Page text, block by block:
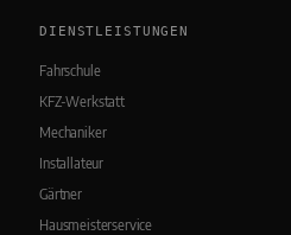
DIENSTLEISTUNGEN
Fahrschule
KFZ-Werkstatt
Mechaniker
Installateur
Gärtner
Hausmeisterservice